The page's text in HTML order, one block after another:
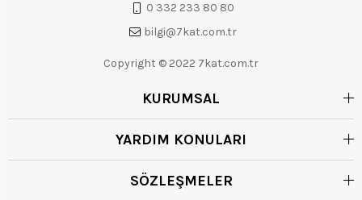
0 332 233 80 80
bilgi@7kat.com.tr
Copyright © 2022 7kat.com.tr
KURUMSAL
YARDIM KONULARI
SÖZLEŞMELER